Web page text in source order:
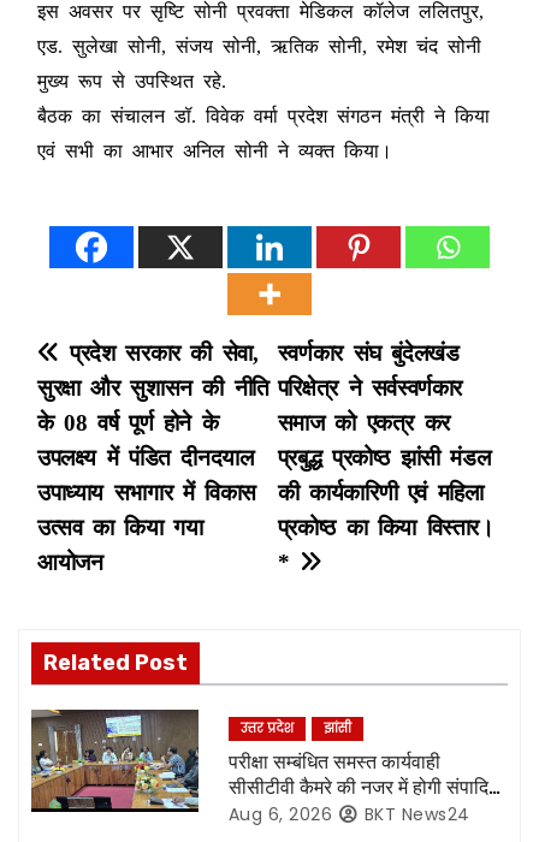
इस अवसर पर सृष्टि सोनी प्रवक्ता मेडिकल कॉलेज ललितपुर,
एड. सुलेखा सोनी, संजय सोनी, ऋतिक सोनी, रमेश चंद सोनी
मुख्य रूप से उपस्थित रहे.
बैठक का संचालन डॉ. विवेक वर्मा प्रदेश संगठन मंत्री ने किया
एवं सभी का आभार अनिल सोनी ने व्यक्त किया‌।
P
o
s
t
n
v
i
g
a
स्वर्णकार संघ बुंदेलखंड
परिक्षेत्र ने सर्वस्वर्णकार
समाज को एकत्र कर
प्रबुद्ध प्रकोष्ठ झांसी मंडल
की कार्यकारिणी एवं महिला
प्रकोष्ठ का किया विस्तार।
*
प्रदेश सरकार की सेवा,
सुरक्षा और सुशासन की नीति
के 08 वर्ष पूर्ण होने के
उपलक्ष्य में पंडित दीनदयाल
उपाध्याय सभागार में विकास
उत्सव का किया गया
आयोजन
Related Post
उत्तर प्रदेश झांसी
परीक्षा सम्बंधित समस्त कार्यवाही
सीसीटीवी कैमरे की नजर में होगी संपादित,
रिकॉर्डिंग भी रहेगी सुरक्षित:- नोडल
Aug 6, 2026 BKT News24